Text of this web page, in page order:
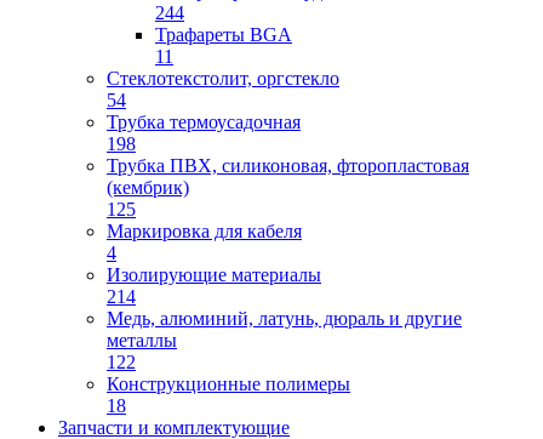
244
Трафареты BGA
11
Стеклотекстолит, оргстекло
54
Трубка термоусадочная
198
Трубка ПВХ, силиконовая, фторопластовая
(кембрик)
125
Маркировка для кабеля
4
Изолирующие материалы
214
Медь, алюминий, латунь, дюраль и другие
металлы
122
Конструкционные полимеры
18
Запчасти и комплектующие